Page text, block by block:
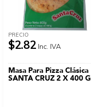
PRECIO
$2.82 Inc. IVA
Masa Para Pizza Clásica
SANTA CRUZ 2 X 400 G